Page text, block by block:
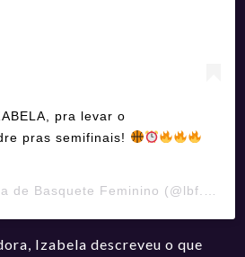
pra levar o
pras semifinais!
de Basquete Feminino (@lbf.oficial) on
Izabela descreveu o que